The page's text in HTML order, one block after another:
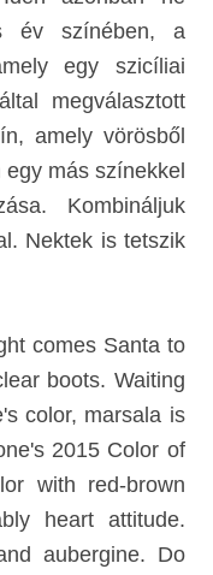
év színében, a
egy szicíliai
megválasztott
amely vörösből
más színekkel
Kombináljuk
Nektek is tetszik
comes Santa to
boots. Waiting
color, marsala is
2015 Color of
with red-brown
heart attitude.
aubergine. Do